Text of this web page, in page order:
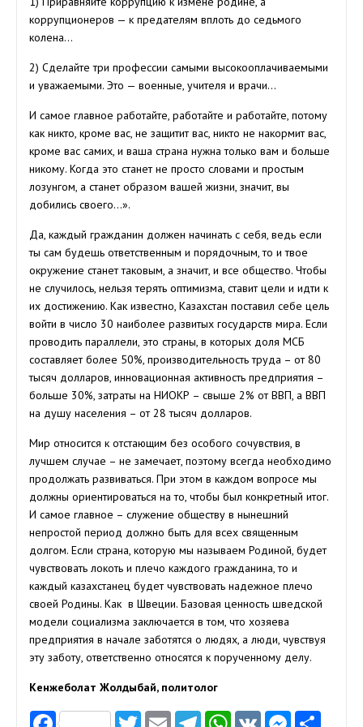
коррупционеров — к предателям вплоть до седьмого
колена…
2) Сделайте три профессии самыми высокооплачиваемыми
и уважаемыми. Это — военные, учителя и врачи…
И самое главное работайте, работайте и работайте, потому
как никто, кроме вас, не защитит вас, никто не накормит вас,
кроме вас самих, и ваша страна нужна только вам и больше
никому. Когда это станет не просто словами и простым
лозунгом, а станет образом вашей жизни, значит, вы
добились своего…».
Да, каждый гражданин должен начинать с себя, ведь если
ты сам будешь ответственным и порядочным, то и твое
окружение станет таковым, а значит, и все общество. Чтобы
не случилось, нельзя терять оптимизма, ставит цели и идти к
их достижению. Как известно, Казахстан поставил себе цель
войти в число 30 наиболее развитых государств мира. Если
проводить параллели, это страны, в которых доля МСБ
составляет более 50%, производительность труда – от 80
тысяч долларов, инновационная активность предприятия –
больше 30%, затраты на НИОКР – свыше 2% от ВВП, а ВВП
на душу населения – от 28 тысяч долларов.
Мир относится к отстающим без особого сочувствия, в
лучшем случае – не замечает, поэтому всегда необходимо
продолжать развиваться. При этом в каждом вопросе мы
должны ориентироваться на то, чтобы был конкретный итог.
И самое главное – служение обществу в нынешний
непростой период должно быть для всех священным
долгом. Если страна, которую мы называем Родиной, будет
чувствовать локоть и плечо каждого гражданина, то и
каждый казахстанец будет чувствовать надежное плечо
своей Родины. Как в Швеции. Базовая ценность шведской
модели социализма заключается в том, что хозяева
предприятия в начале заботятся о людях, а люди, чувствуя
эту заботу, ответственно относятся к порученному делу.
Кенжеболат Жолдыбай, политолог